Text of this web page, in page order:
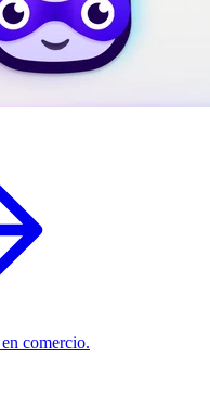
comercio.